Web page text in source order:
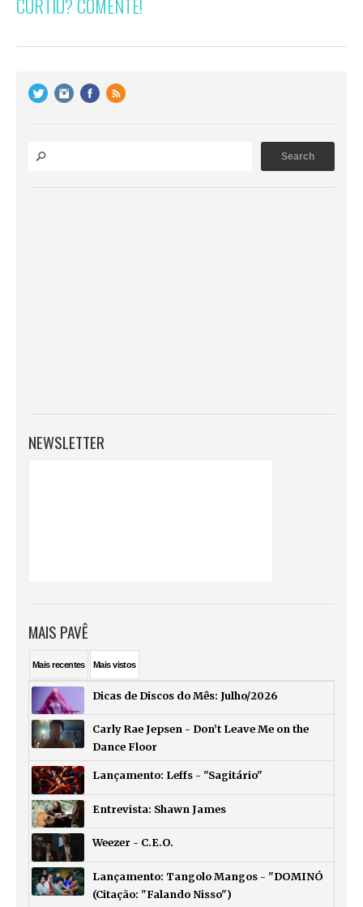
NEWSLETTER
MAIS PAVÊ
Maisrecentes Maisvistos
Dicas de Discos do Mês: Julho/2026
Carly Rae Jepsen - Don’t Leave Me on the
Dance Floor
Lançamento: Leffs - "Sagitário"
Entrevista: Shawn James
Weezer - C.E.O.
Lançamento: Tangolo Mangos - "DOMINÓ
(Citação: "Falando Nisso")